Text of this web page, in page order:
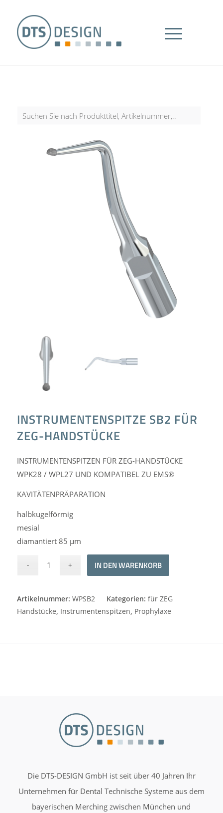
INSTRUMENTENSPITZE SB2 FÜR
ZEG-HANDSTÜCKE
INSTRUMENTENSPITZEN FÜR ZEG-HANDSTÜCKE
WPK28 / WPL27 UND KOMPATIBEL ZU EMS®
KAVITÄTENPRÄPARATION
halbkugelförmig
mesial
diamantiert 85 μm
IN DEN WARENKORB
Artikelnummer: WPSB2 Kategorien: für ZEG
Handstücke Instrumentenspitzen Prophylaxe
Die DTS-DESIGN GmbH ist seit über 40 Jahren Ihr
Unternehmen für Dental Technische Systeme aus dem
bayerischen Merching zwischen München und